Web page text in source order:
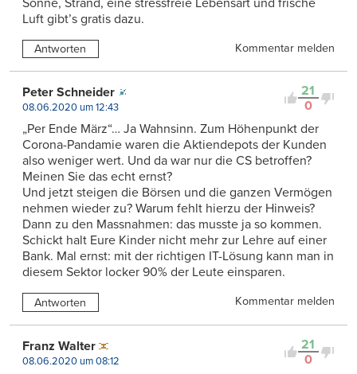
Luft gibt’s gratis dazu.
Antworten Kommentar melden
21
0
Peter Schneider
08.06.2020 um 12:43
„Per Ende März“… Ja Wahnsinn. Zum Höhenpunkt der
Corona-Pandamie waren die Aktiendepots der Kunden
also weniger wert. Und da war nur die CS betroffen?
Meinen Sie das echt ernst?
Und jetzt steigen die Börsen und die ganzen Vermögen
nehmen wieder zu? Warum fehlt hierzu der Hinweis?
Dann zu den Massnahmen: das musste ja so kommen.
Schickt halt Eure Kinder nicht mehr zur Lehre auf einer
Bank. Mal ernst: mit der richtigen IT-Lösung kann man in
diesem Sektor locker 90% der Leute einsparen.
Antworten Kommentar melden
21
0
Franz Walter
08.06.2020 um 08:12